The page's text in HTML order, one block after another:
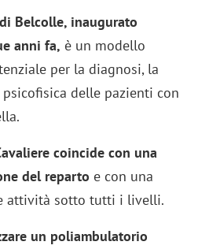
Belcolle, inaugurato
anni fa, è un modello
per la diagnosi, la
delle pazienti con
coincide con una
del reparto e con una
attività sotto tutti i livelli.
un poliambulatorio